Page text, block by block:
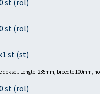
st (rol)
st (rol)
st (st)
Lengte: 235mm, breedte 100mm,
st (rol)